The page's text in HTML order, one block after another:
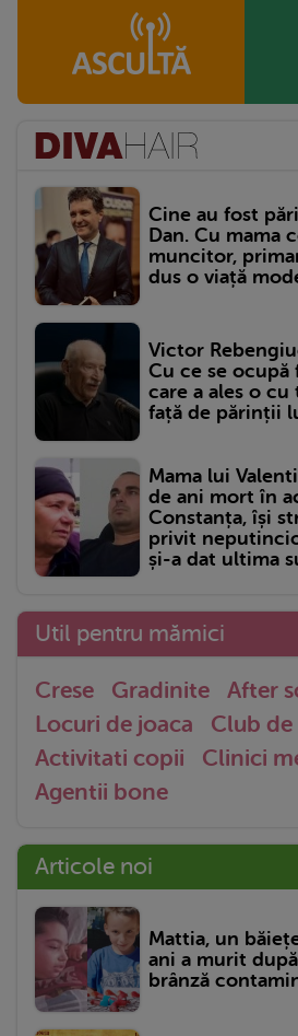
Cine au fost
Dan. Cu mama
muncitor,
dus o viață
Victor
Cu ce se ocupă
care a ales o
față de părinții
Mama lui
de ani mort în
Constanța, își
privit
și-a dat ultima
Util pentru mămici
Crese Gradinite After
Locuri de joaca
Club
Activitati copii
Clinici
Agentii bone
Articole noi
Mattia, un
ani a murit
brânză